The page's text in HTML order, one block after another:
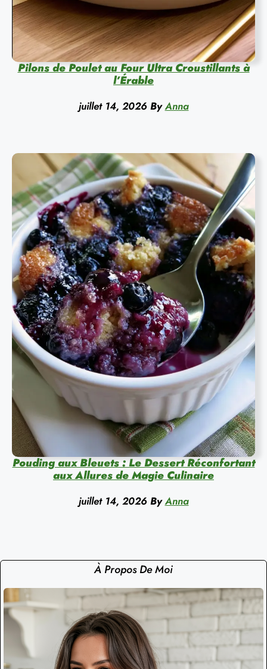
Pilons de Poulet au Four Ultra Croustillants à
l’Érable
juillet 14, 2026 By Anna
Pouding aux Bleuets : Le Dessert Réconfortant
aux Allures de Magie Culinaire
juillet 14, 2026 By Anna
À Propos De Moi